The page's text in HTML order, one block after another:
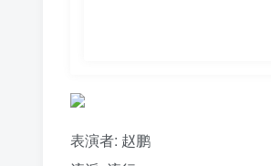
表演者: 赵鹏